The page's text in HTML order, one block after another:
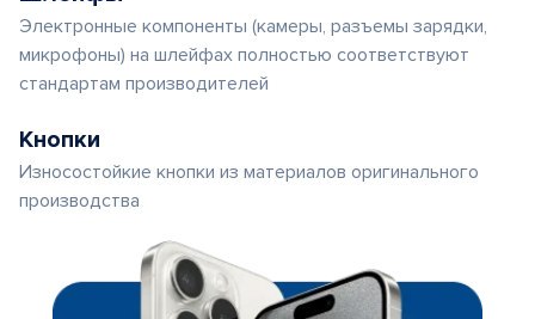
Электронные компоненты (камеры, разъемы зарядки,
микрофоны) на шлейфах полностью соответствуют
стандартам производителей
Кнопки
Износостойкие кнопки из материалов оригинального
производства